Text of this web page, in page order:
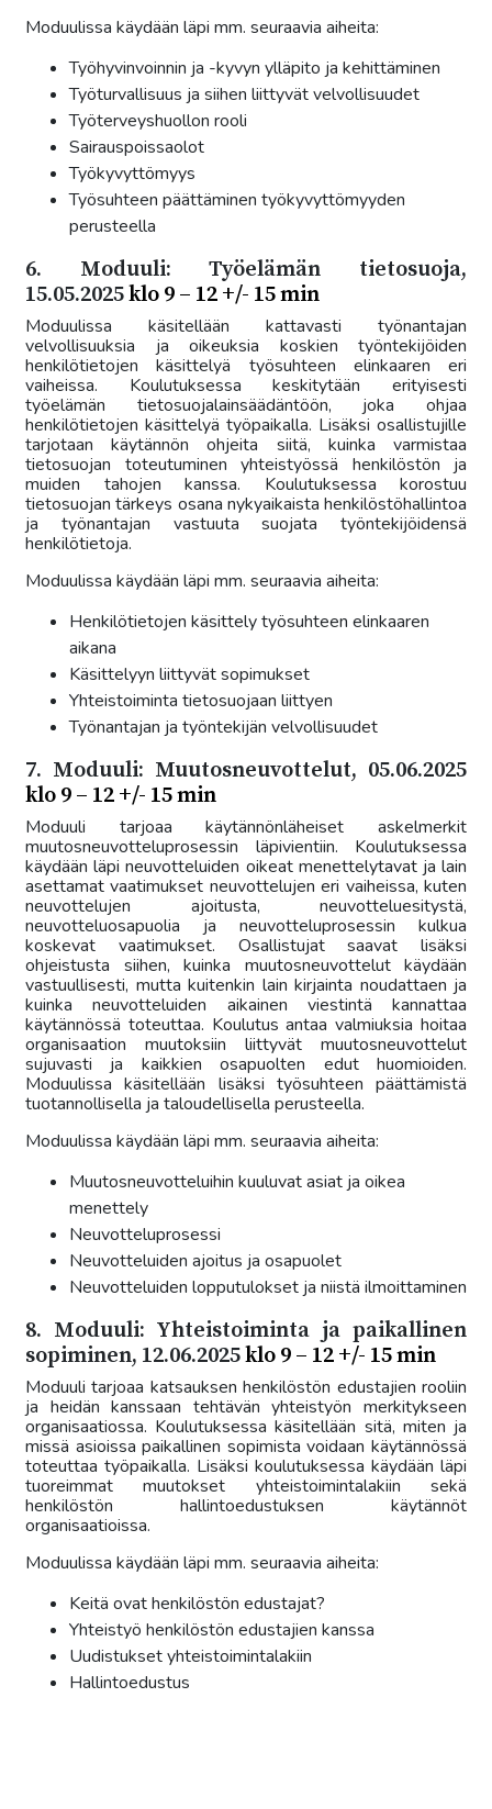
Moduulissa käydään läpi mm. seuraavia aiheita:
Työhyvinvoinnin ja -kyvyn ylläpito ja kehittäminen
Työturvallisuus ja siihen liittyvät velvollisuudet
Työterveyshuollon rooli
Sairauspoissaolot
Työkyvyttömyys
Työsuhteen päättäminen työkyvyttömyyden
perusteella
6. Moduuli: Työelämän tietosuoja,
15.05.2025klo 9 – 12 +/- 15 min
Moduulissa käsitellään kattavasti työnantajan
velvollisuuksia ja oikeuksia koskien työntekijöiden
henkilötietojen käsittelyä työsuhteen elinkaaren eri
vaiheissa. Koulutuksessa keskitytään erityisesti
työelämän tietosuojalainsäädäntöön, joka ohjaa
henkilötietojen käsittelyä työpaikalla. Lisäksi osallistujille
tarjotaan käytännön ohjeita siitä, kuinka varmistaa
tietosuojan toteutuminen yhteistyössä henkilöstön ja
muiden tahojen kanssa. Koulutuksessa korostuu
tietosuojan tärkeys osana nykyaikaista henkilöstöhallintoa
ja työnantajan vastuuta suojata työntekijöidensä
henkilötietoja.
Moduulissa käydään läpi mm. seuraavia aiheita:
Henkilötietojen käsittely työsuhteen elinkaaren
aikana
Käsittelyyn liittyvät sopimukset
Yhteistoiminta tietosuojaan liittyen
Työnantajan ja työntekijän velvollisuudet
7. Moduuli: Muutosneuvottelut, 05.06.2025
klo 9 – 12 +/- 15 min
Moduuli tarjoaa käytännönläheiset askelmerkit
muutosneuvotteluprosessin läpivientiin. Koulutuksessa
käydään läpi neuvotteluiden oikeat menettelytavat ja lain
asettamat vaatimukset neuvottelujen eri vaiheissa, kuten
neuvottelujen ajoitusta, neuvotteluesitystä,
neuvotteluosapuolia ja neuvotteluprosessin kulkua
koskevat vaatimukset. Osallistujat saavat lisäksi
ohjeistusta siihen, kuinka muutosneuvottelut käydään
vastuullisesti, mutta kuitenkin lain kirjainta noudattaen ja
kuinka neuvotteluiden aikainen viestintä kannattaa
käytännössä toteuttaa. Koulutus antaa valmiuksia hoitaa
organisaation muutoksiin liittyvät muutosneuvottelut
sujuvasti ja kaikkien osapuolten edut huomioiden.
Moduulissa käsitellään lisäksi työsuhteen päättämistä
tuotannollisella ja taloudellisella perusteella.
Moduulissa käydään läpi mm. seuraavia aiheita:
Muutosneuvotteluihin kuuluvat asiat ja oikea
menettely
Neuvotteluprosessi
Neuvotteluiden ajoitus ja osapuolet
Neuvotteluiden lopputulokset ja niistä ilmoittaminen
8. Moduuli: Yhteistoiminta ja paikallinen
sopiminen, 12.06.2025klo 9 – 12 +/- 15 min
Moduuli tarjoaa katsauksen henkilöstön edustajien rooliin
ja heidän kanssaan tehtävän yhteistyön merkitykseen
organisaatiossa. Koulutuksessa käsitellään sitä, miten ja
missä asioissa paikallinen sopimista voidaan käytännössä
toteuttaa työpaikalla. Lisäksi koulutuksessa käydään läpi
tuoreimmat muutokset yhteistoimintalakiin sekä
henkilöstön hallintoedustuksen käytännöt
organisaatioissa.
Moduulissa käydään läpi mm. seuraavia aiheita:
Keitä ovat henkilöstön edustajat?
Yhteistyö henkilöstön edustajien kanssa
Uudistuksetyhteistoimintalakiin
Hallintoedustus